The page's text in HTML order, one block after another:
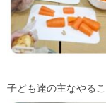
子ども達の主なやる